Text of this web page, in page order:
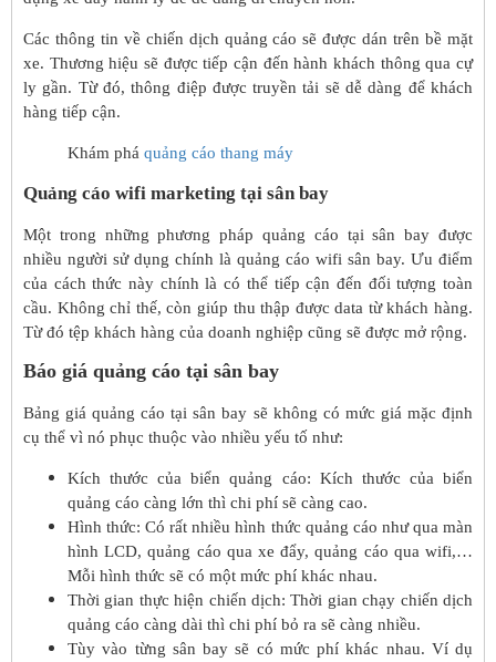
Các thông tin về chiến dịch quảng cáo sẽ được dán trên bề mặt
xe. Thương hiệu sẽ được tiếp cận đến hành khách thông qua cự
ly gần. Từ đó, thông điệp được truyền tải sẽ dễ dàng để khách
hàng tiếp cận.
Khám phá quảng cáo thang máy
Quảng cáo wifi marketing tại sân bay
Một trong những phương pháp quảng cáo tại sân bay được
nhiều người sử dụng chính là quảng cáo wifi sân bay. Ưu điểm
của cách thức này chính là có thể tiếp cận đến đối tượng toàn
cầu. Không chỉ thế, còn giúp thu thập được data từ khách hàng.
Từ đó tệp khách hàng của doanh nghiệp cũng sẽ được mở rộng.
Báo giá quảng cáo tại sân bay
Bảng giá quảng cáo tại sân bay sẽ không có mức giá mặc định
cụ thể vì nó phục thuộc vào nhiều yếu tố như:
Kích thước của biển quảng cáo: Kích thước của biển
quảng cáo càng lớn thì chi phí sẽ càng cao.
Hình thức: Có rất nhiều hình thức quảng cáo như qua màn
hình LCD, quảng cáo qua xe đẩy, quảng cáo qua wifi,…
Mỗi hình thức sẽ có một mức phí khác nhau.
Thời gian thực hiện chiến dịch: Thời gian chạy chiến dịch
quảng cáo càng dài thì chi phí bỏ ra sẽ càng nhiều.
Tùy vào từng sân bay sẽ có mức phí khác nhau. Ví dụ